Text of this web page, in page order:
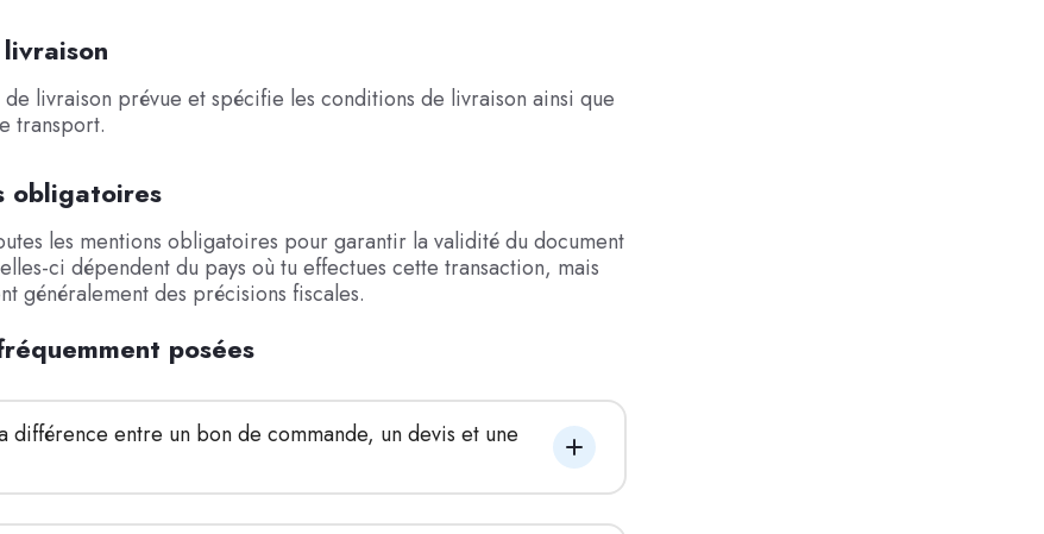
livraison prévue et spécifie les conditions de livraison ainsi que
transport.
obligatoires
les mentions obligatoires pour garantir la validité du document
ci dépendent du pays où tu effectues cette transaction, mais
généralement des précisions fiscales.
posées
différence entre un bon de commande, un devis et une